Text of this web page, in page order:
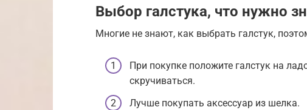
Выбор галстука, что нужно
Многие не знают, как выбрать галстук,
При покупке положите галстук на
скручиваться.
Лучше покупать аксессуар из шелка.